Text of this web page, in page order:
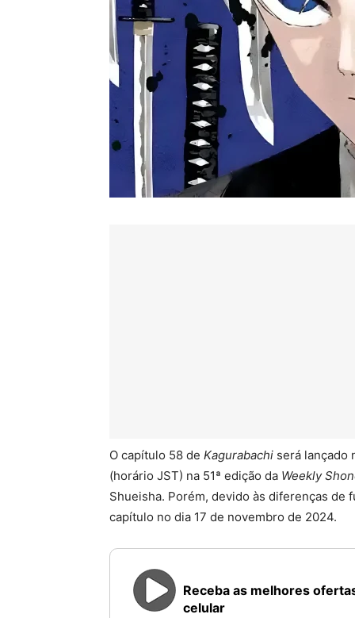
O capítulo 58 de Kagurabachi será lançado
(horário JST) na 51ª edição da Weekly
Shueisha. Porém, devido às diferenças
capítulo no dia 17 de novembro de 2024.
Receba as melhores
celular